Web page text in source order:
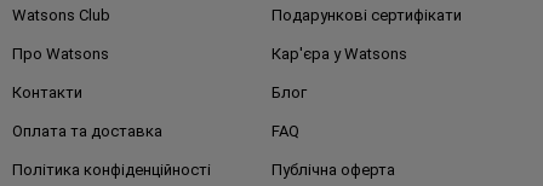
Watsons Club Подарункові сертифікати
Про Watsons Кар'єра у Watsons
Контакти Блог
Оплата та доставка FAQ
Політика конфіденційності Публічна оферта